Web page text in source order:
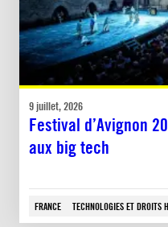
9 juillet, 2026
Festival d’Avignon
aux big tech
FRANCE TECHNOLOGIES ET DROITS